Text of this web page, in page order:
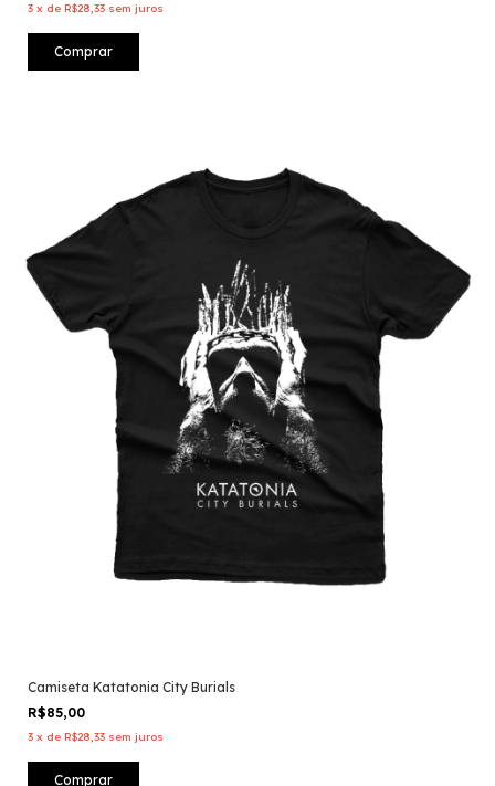
3 x de R$28,33 sem juros
Comprar
Camiseta Katatonia City Burials
R$85,00
3 x de R$28,33 sem juros
Comprar